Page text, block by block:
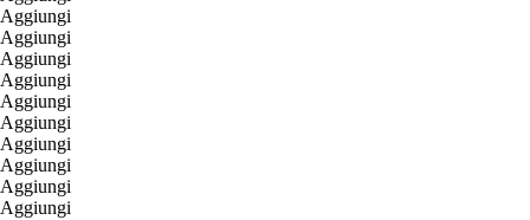
Aggiungi
Aggiungi
Aggiungi
Aggiungi
Aggiungi
Aggiungi
Aggiungi
Aggiungi
Aggiungi
Aggiungi